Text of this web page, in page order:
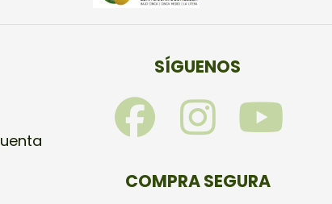
SÍGUENOS
F
a
I
n
Y
COMPRA SEGURA